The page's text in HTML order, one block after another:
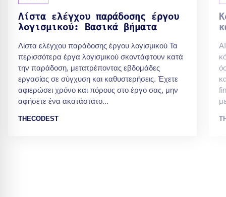
Λίστα ελέγχου παράδοσης έργου
λογισμικού: Βασικά βήματα
Λίστα ελέγχου παράδοσης έργου λογισμικού Τα
περισσότερα έργα λογισμικού σκοντάφτουν κατά
την παράδοση, μετατρέποντας εβδομάδες
εργασίας σε σύγχυση και καθυστερήσεις. Έχετε
αφιερώσει χρόνο και πόρους στο έργο σας, μην
αφήσετε ένα ακατάστατο...
THECODEST